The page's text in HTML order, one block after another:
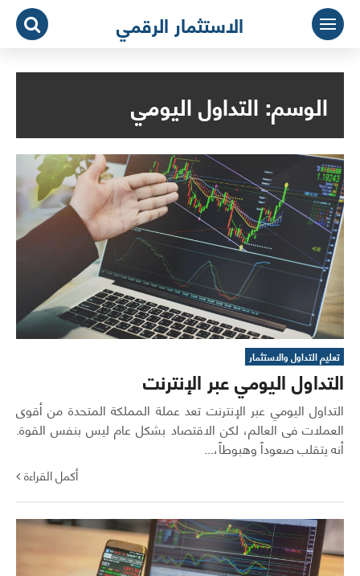
التجاوز
المحتوى
الاستثمار الرقمي
الوسم:التداول اليومي
تعليم التداول والاستثمار
التداول اليومي عبر الإنترنت
التداول اليومي عبر الإنترنت تعد عملة المملكة المتحدة من أقوى
العملات فى العالم، لكن الاقتصاد بشكل عام ليس بنفس القوة.
أنه يتقلب صعوداً وهبوطاً،...
أكمل القراءة